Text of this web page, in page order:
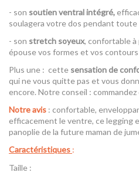
- son soutien ventral intégré,
soulagera votre dos pendant toute
- son stretch soyeux, confortable
épouse vos formes et vos contours
Plus une : cette sensation de
qui ne vous quitte pas et vous
encore. Notre conseil : commandez
Notre avis : confortable,
efficacement le ventre, ce legging
panoplie de la future maman de
Caractéristiques :
Taille :